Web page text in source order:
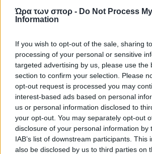
Ώρα των σπορ - Do Not Process
Information
If you wish to opt-out of the sale, sharing
processing of your personal or sensitive
targeted advertising by us, please use the
section to confirm your selection. Please
opt-out request is processed you may
interest-based ads based on personal
us or personal information disclosed to
your opt-out. You may separately opt-out
disclosure of your personal information by
IAB’s list of downstream participants. This
also be disclosed by us to third parties on
Play
"The situation is out of control": Greek firefighters battle wildfire for fourth day
Watch on